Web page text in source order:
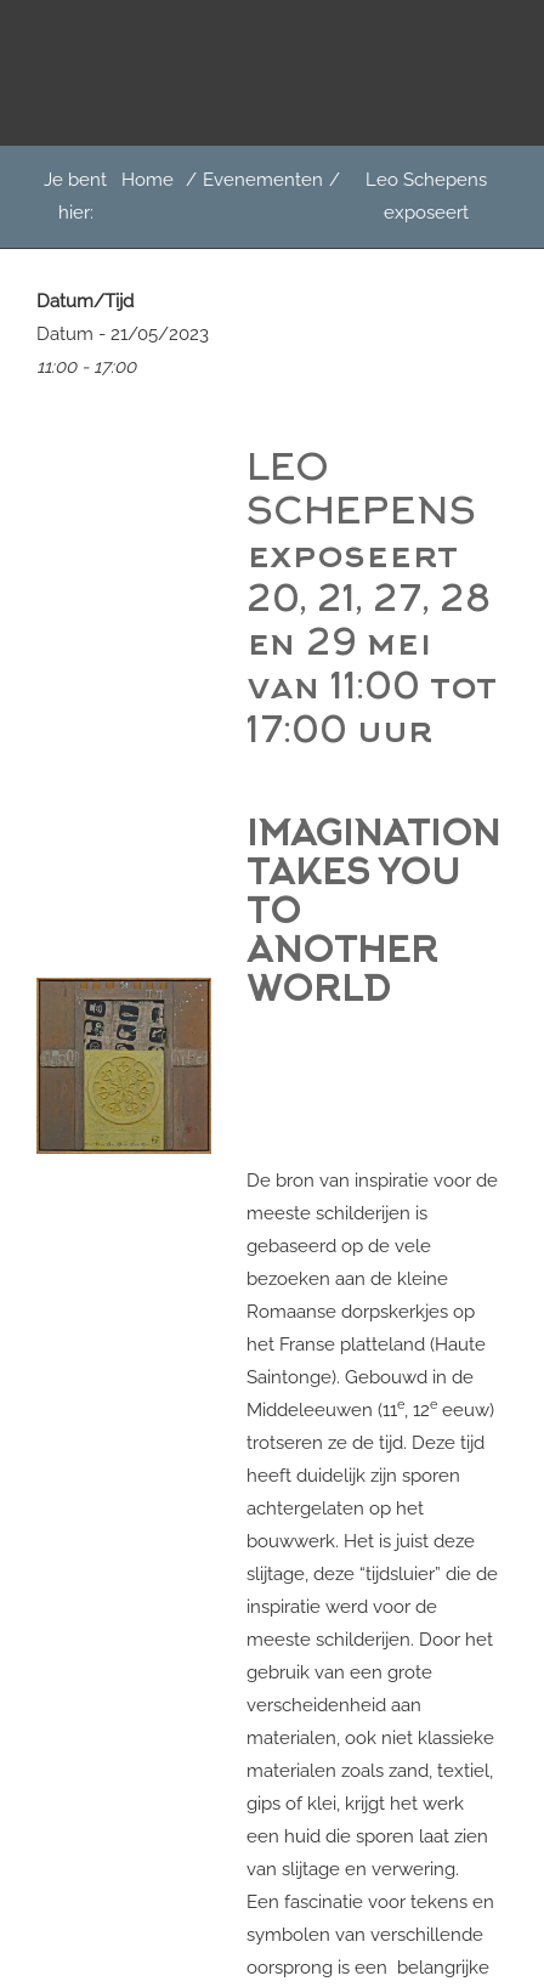
inhoud
Header
Rechts
Je bent
hier:
Home / Evenementen /
Leo Schepens
exposeert
Datum/Tijd
Datum - 21/05/2023
11:00 - 17:00
LEO
SCHEPENS
exposeert
20, 21, 27, 28
en 29 mei
van 11:00 tot
17:00 uur
IMAGINATION
TAKES YOU
TO
ANOTHER
WORLD
De bron van inspiratie voor de
meeste schilderijen is
gebaseerd op de vele
bezoeken aan de kleine
Romaanse dorpskerkjes op
het Franse platteland (Haute
Saintonge). Gebouwd in de
Middeleeuwen (11e, 12e eeuw)
trotseren ze de tijd. Deze tijd
heeft duidelijk zijn sporen
achtergelaten op het
bouwwerk. Het is juist deze
slijtage, deze “tijdsluier” die de
inspiratie werd voor de
meeste schilderijen. Door het
gebruik van een grote
verscheidenheid aan
materialen, ook niet klassieke
materialen zoals zand, textiel,
gips of klei, krijgt het werk
een huid die sporen laat zien
van slijtage en verwering.
Een fascinatie voor tekens en
symbolen van verschillende
oorsprong is een belangrijke